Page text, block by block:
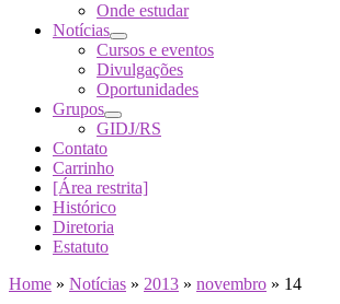
Onde estudar
Notícias
Cursos e eventos
Divulgações
Oportunidades
Grupos
GIDJ/RS
Contato
Carrinho
[Área restrita]
Histórico
Diretoria
Estatuto
Home » Notícias » 2013 » novembro » 14